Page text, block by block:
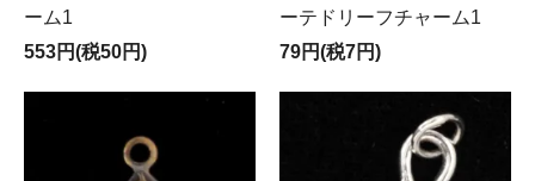
ーム1
553円(税50円)
ーテドリーフチャーム1
79円(税7円)